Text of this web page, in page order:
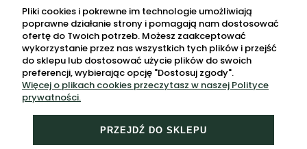
PŁATNOŚCI I DOSTAWA
INFORMACJE
O NAS
Pliki cookies i pokrewne im technologie umożliwiają
poprawne działanie strony i pomagają nam dostosować
ofertę do Twoich potrzeb. Możesz zaakceptować
wykorzystanie przez nas wszystkich tych plików i przejść
do sklepu lub dostosować użycie plików do swoich
preferencji, wybierając opcję "Dostosuj zgody".
Więcej o plikach cookies przeczytasz w naszej Polityce
prywatności.
PRZEJDŹ DO SKLEPU